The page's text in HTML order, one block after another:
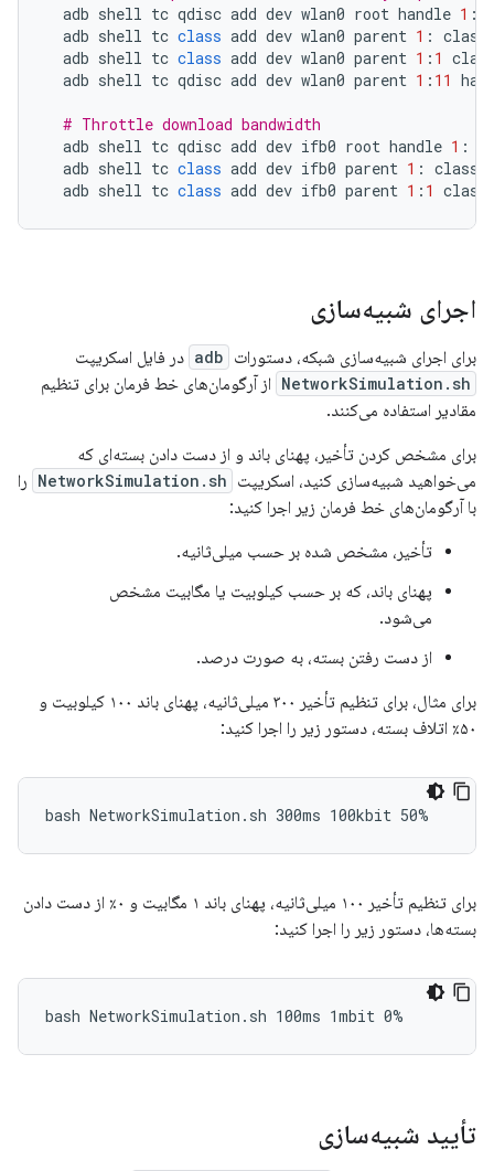
adb shell tc qdisc add dev wlan0 root handle 1 :
adb shell tc class add dev wlan0 parent 1 :
adb shell tc class add dev wlan0 parent 1 : 1
adb shell tc qdisc add dev wlan0 parent 1 : 11
# Throttle download bandwidth
adb shell tc qdisc add dev ifb0 root handle 1 :
adb shell tc class add dev ifb0 parent 1 :
adb shell tc class add dev ifb0 parent 1 : 1
اجرای شبیه‌سازی
برای اجرای شبیه‌سازی شبکه، دستورات adb در فایل اسکریپت
NetworkSimulation.sh از آرگومان‌های خط فرمان برای تنظیم
مقادیر استفاده می‌کنند.
برای مشخص کردن تأخیر، پهنای باند و از دست دادن بسته‌ای که
می‌خواهید شبیه‌سازی کنید، اسکریپت NetworkSimulation.sh را
با آرگومان‌های خط فرمان زیر اجرا کنید:
تأخیر، مشخص شده بر حسب میلی‌ثانیه.
پهنای باند، که بر حسب کیلوبیت یا مگابیت مشخص
می‌شود.
از دست رفتن بسته، به صورت درصد.
برای مثال، برای تنظیم تأخیر ۳۰۰ میلی‌ثانیه، پهنای باند ۱۰۰ کیلوبیت و
۵۰٪ اتلاف بسته، دستور زیر را اجرا کنید:
برای تنظیم تأخیر ۱۰۰ میلی‌ثانیه، پهنای باند ۱ مگابیت و ۰٪ از دست دادن
بسته‌ها، دستور زیر را اجرا کنید:
تأیید شبیه‌سازی